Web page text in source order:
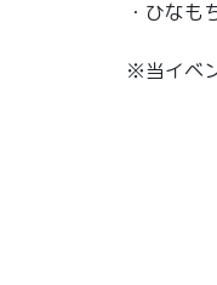
・ひなも
※当イベ